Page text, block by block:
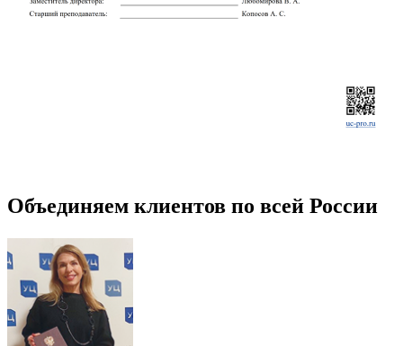
Объединяем клиентов по всей России